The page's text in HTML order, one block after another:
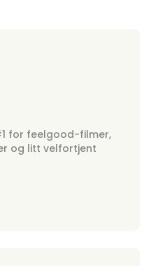
for feelgood-filmer,
og litt velfortjent